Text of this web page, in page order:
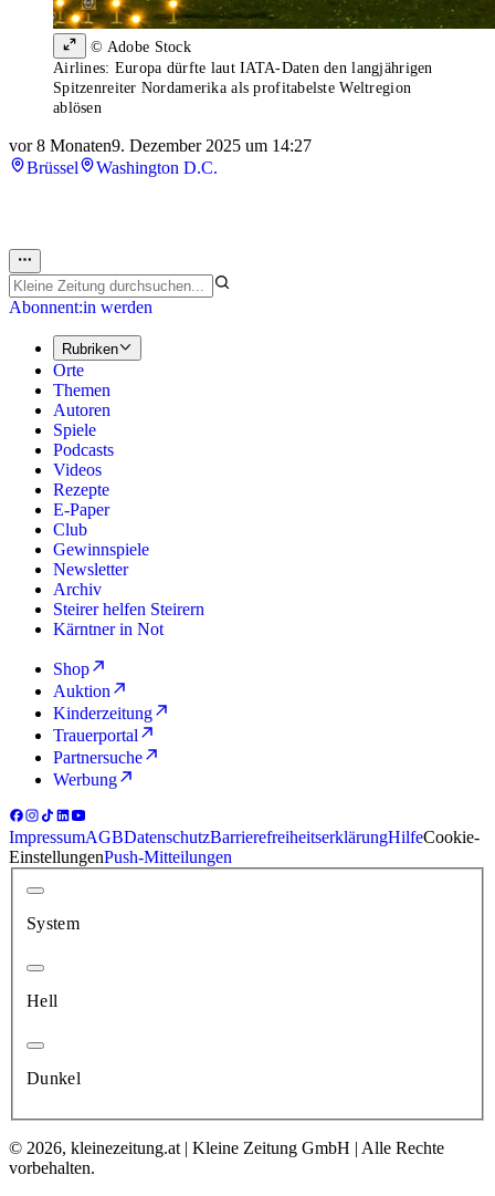
© Adobe Stock
Airlines: Europa dürfte laut IATA-Daten den langjährigen
Spitzenreiter Nordamerika als profitabelste Weltregion
ablösen
vor 8 Monaten9. Dezember 2025 um 14:27
Brüssel
Washington D.C.
Abonnent:in werden
Rubriken
Orte
Themen
Autoren
Spiele
Podcasts
Videos
Rezepte
E-Paper
Club
Gewinnspiele
Newsletter
Archiv
Steirer helfen Steirern
Kärntner in Not
Shop
Auktion
Kinderzeitung
Trauerportal
Partnersuche
Werbung
ImpressumAGBDatenschutzBarrierefreiheitserklärungHilfeCookie-
EinstellungenPush-Mitteilungen
System
Hell
Dunkel
© 2026, kleinezeitung.at | Kleine Zeitung GmbH | Alle Rechte
vorbehalten.